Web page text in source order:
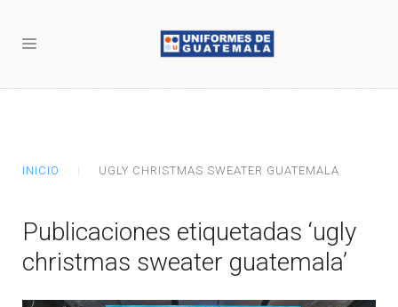
INICIO UGLY CHRISTMAS SWEATER GUATEMALA
Publicaciones etiquetadas ‘ugly
christmas sweater guatemala’